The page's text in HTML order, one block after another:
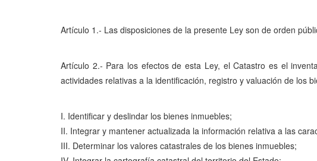
Artículo 1.- Las disposiciones de la presente Ley son de orden
Artículo 2.- Para los efectos de esta Ley, el Catastro es el
actividades relativas a la identificación, registro y valuación de los
I. Identificar y deslindar los bienes inmuebles;
II. Integrar y mantener actualizada la información relativa a las
III. Determinar los valores catastrales de los bienes inmuebles;